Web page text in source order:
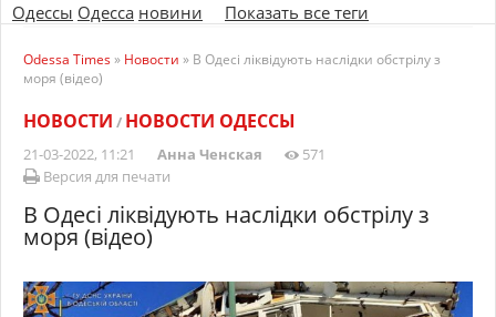
Одессы Одесса новини Показать все теги
Odessa Times» Новости » В Одесі ліквідують наслідки обстрілу з
моря (відео)
НОВОСТИ / НОВОСТИ ОДЕССЫ
21-03-2022, 11:21 Анна Ченская
571
Версия для печати
В Одесі ліквідують наслідки обстрілу з
моря (відео)